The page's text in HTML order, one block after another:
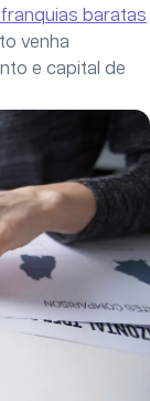
franquias baratas
venha
e capital de